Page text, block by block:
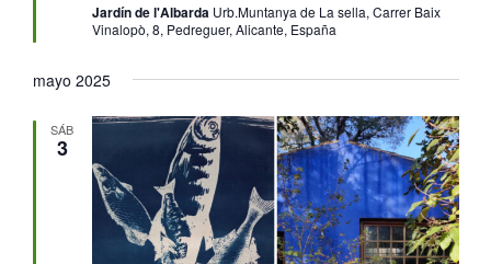
Jardín de l'Albarda Urb.Muntanya de La sella, Carrer Baix
Vinalopò, 8, Pedreguer, Alicante, España
mayo 2025
SÁB
3